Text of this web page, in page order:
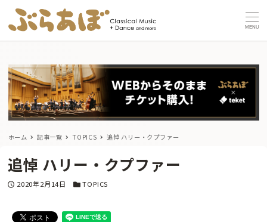
MENU
ホーム 記事一覧 TOPICS 追悼 ハリー・クプファー
追悼 ハリー・クプファー
投稿日
2020年2月14日 カテゴリー
TOPICS